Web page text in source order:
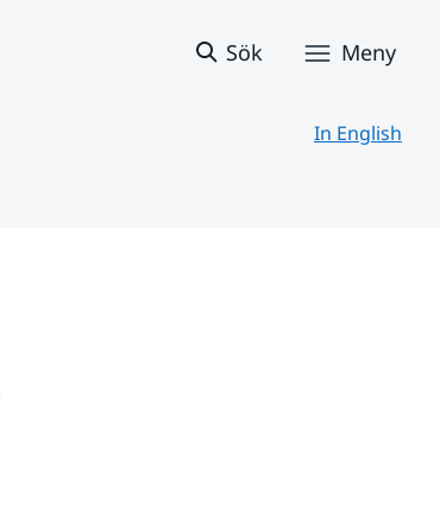
Sök Meny
In English